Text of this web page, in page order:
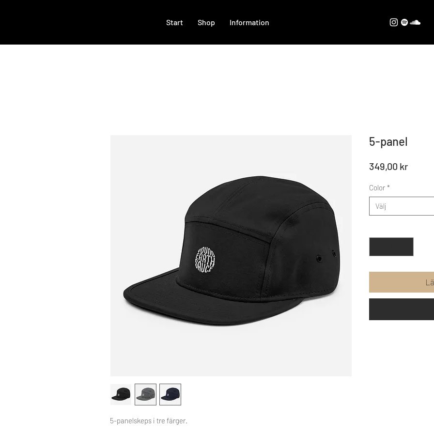
Start Shop Information
5-panelskeps i tre färger.
5-panel
349,00 krPris
Color *
Välj